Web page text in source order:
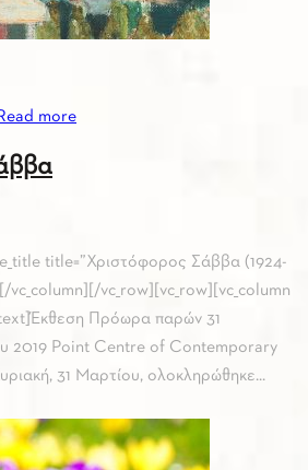
more
title=”Χριστόφορος Σάββα (1924-
vc_column][/vc_row][vc_row][vc_column
Πρόωρα παρών 31
2019 Point Centre of Contemporary
31 Mαρτίου, ολοκληρώθηκε...